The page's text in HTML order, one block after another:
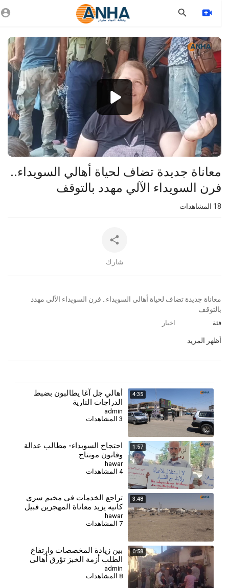
Video
Player
1080p
720p
480p
360p
240p
معاناة جديدة تضاف لحياة أهالي السويداء..
فرن السويداء الآلي مهدد بالتوقف
المشاهدات
شارك
⁣معاناة جديدة تضاف لحياة أهالي السويداء.. فرن السويداء الآلي مهدد
بالتوقف
فئة اخبار
أظهر المزيد
4:35
⁣أهالي جل آغا يطالبون بضبط
الدراجات النارية
admin
3 المشاهدات
1:57
احتجاج السويداء- مطالب عدالة
وقانون مونتاج
hawar
4 المشاهدات
3:48
تراجع الخدمات في مخيم سري
كانيه يزيد معاناة المهجرين قبيل
العودة
hawar
7 المشاهدات
0:58
⁣بين زيادة المخصصات وارتفاع
الطلب أزمة الخبز تؤرق أهالي
ريف حمص
admin
8 المشاهدات